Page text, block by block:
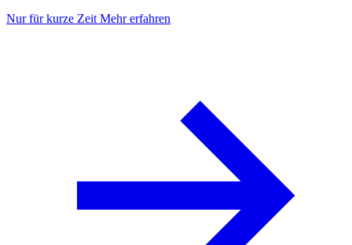
Nur für kurze Zeit Mehr erfahren